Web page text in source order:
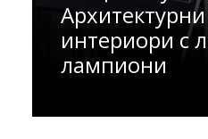
интериори с
лампиони